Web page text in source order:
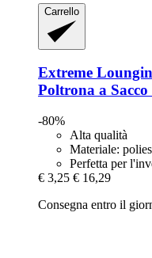
Carrello
Extreme
Poltrona a
-80%
Alta qualità
Materiale:
Perfetta per
€ 3,25 € 16,29
Consegna entro il